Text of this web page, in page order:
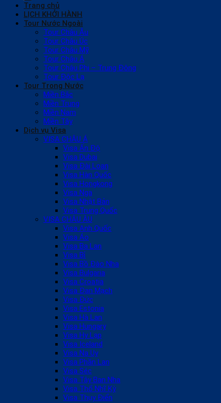
Trang chủ
LỊCH KHỞI HÀNH
Tour Nước Ngoài
Tour Châu Âu
Tour Châu Úc
Tour Châu Mỹ
Tour Châu Á
Tour Châu Phi – Trung Đông
Tour Độc Lạ
Tour Trong Nước
Miền Bắc
Miền Trung
Miền Nam
Miền Tây
Dịch vụ Visa
VISA CHÂU Á
Visa Ấn Độ
Visa Dubai
Visa Đài Loan
Visa Hàn Quốc
Visa Hongkong
Visa Nga
Visa Nhật Bản
Visa Trung Quốc
VISA CHÂU ÂU
Visa Anh Quốc
Visa Áo
Visa Ba Lan
Visa Bỉ
Visa Bồ Đào Nha
Visa Bulgaria
Visa Croatia
Visa Đan Mạch
Visa Đức
Visa Estonia
Visa Hà Lan
Visa Hungary
Visa Hy Lạp
Visa Iceland
Visa Na Uy
Visa Phần Lan
Visa Séc
Visa Tây Ban Nha
Visa Thổ Nhĩ Kỳ
Visa Thụy Điển